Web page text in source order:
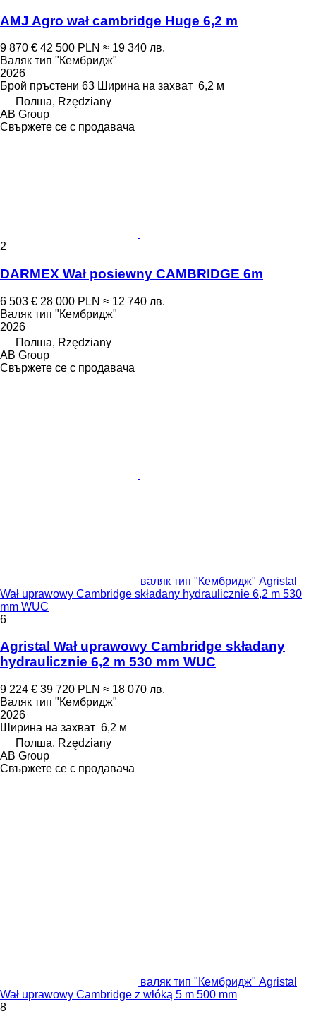
AMJ Agro wał cambridge Huge 6,2 m
9 870 € 42 500 PLN ≈ 19 340 лв.
Валяк тип "Кембридж"
2026
Брой пръстени 63 Ширина на захват 6,2 м
Полша, Rzędziany
AB Group
Свържете се с продавача
2
DARMEX Wał posiewny CAMBRIDGE 6m
6 503 € 28 000 PLN ≈ 12 740 лв.
Валяк тип "Кембридж"
2026
Полша, Rzędziany
AB Group
Свържете се с продавача
валяк тип "Кембридж" Agristal
Wał uprawowy Cambridge składany hydraulicznie 6,2 m 530
mm WUC
6
Agristal Wał uprawowy Cambridge składany
hydraulicznie 6,2 m 530 mm WUC
9 224 € 39 720 PLN ≈ 18 070 лв.
Валяк тип "Кембридж"
2026
Ширина на захват 6,2 м
Полша, Rzędziany
AB Group
Свържете се с продавача
валяк тип "Кембридж" Agristal
Wał uprawowy Cambridge z włóką 5 m 500 mm
8